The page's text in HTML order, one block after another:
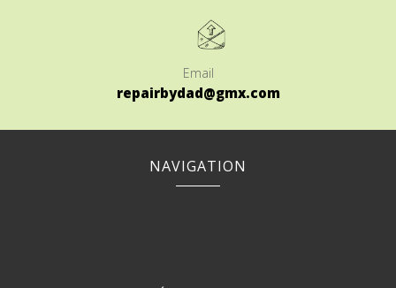
Email
repairbydad@gmx.com
NAVIGATION